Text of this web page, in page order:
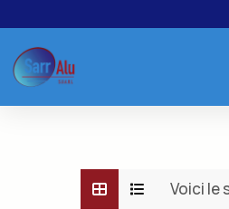
Voici le